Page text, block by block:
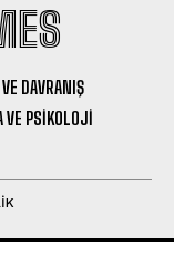
DAVRANIŞ
VE PSIKOLOJI